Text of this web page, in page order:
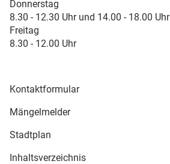
Donnerstag
8.30 - 12.30 Uhr und 14.00 - 18.00 Uhr
Freitag
8.30 - 12.00 Uhr
Kontaktformular
Mängelmelder
Stadtplan
Inhaltsverzeichnis